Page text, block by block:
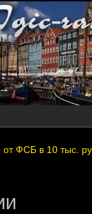
ФСБ в 10 тыс.